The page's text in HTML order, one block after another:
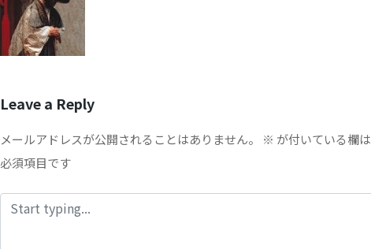
Leave a Reply
メールアドレスが公開されることはありません。 ※ が付いている欄は
必須項目です